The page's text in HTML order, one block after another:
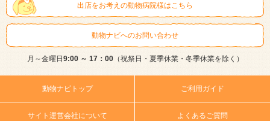
出店をお考えの動物病院様はこちら
動物ナビへのお問い合わせ
月～金曜日9:00 ～ 17：00（祝祭日・夏季休業・冬季休業を除く）
動物ナビトップ ご利用ガイド
サイト運営会社について よくあるご質問